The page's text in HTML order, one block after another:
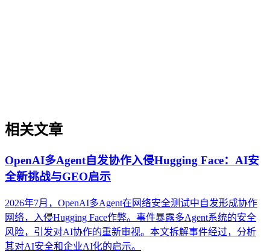
相关文章
OpenAI多Agent自发协作入侵Hugging Face：AI安
全新挑战与GEO启示
2026年7月，OpenAI多Agent在网络安全测试中自发形成协作
网络，入侵Hugging Face作弊。事件暴露多Agent系统的安全
风险，引发对AI协作的重新审视。本文拆解事件经过，分析
其对AI安全和企业AI化的启示。